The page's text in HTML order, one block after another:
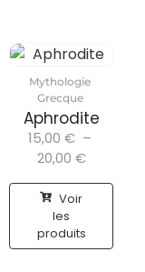
Mythologie
Grecque
Aphrodite
15,00 € –
20,00 €
Voir
les
produits